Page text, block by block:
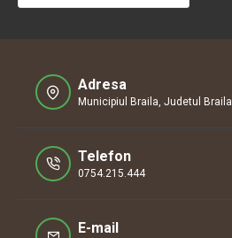
Adresa
Municipiul Braila, Judetul Braila
Telefon
0754.215.444
E-mail